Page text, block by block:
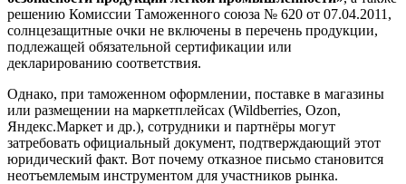
решению Комиссии Таможенного союза № 620 от 07.04.2011,
солнцезащитные очки не включены в перечень продукции,
подлежащей обязательной сертификации или
декларированию соответствия.
Однако, при таможенном оформлении, поставке в магазины
или размещении на маркетплейсах (Wildberries, Ozon,
Яндекс.Маркет и др.), сотрудники и партнёры могут
затребовать официальный документ, подтверждающий этот
юридический факт. Вот почему отказное письмо становится
неотъемлемым инструментом для участников рынка.